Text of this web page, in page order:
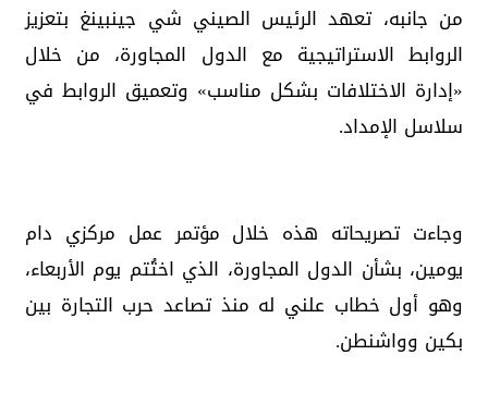
من جانبه، تعهد الرئيس الصيني شي جينبينغ بتعزيز
الروابط الاستراتيجية مع الدول المجاورة، من خلال
«إدارة الاختلافات بشكل مناسب» وتعميق الروابط في
سلاسل الإمداد.
وجاءت تصريحاته هذه خلال مؤتمر عمل مركزي دام
يومين، بشأن الدول المجاورة، الذي اختُتم يوم الأربعاء،
وهو أول خطاب علني له منذ تصاعد حرب التجارة بين
بكين وواشنطن.